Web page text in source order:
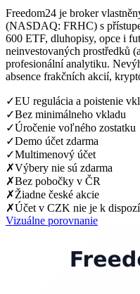
Freedom24 je broker
(NASDAQ: FRHC) s
600 ETF, dluhopisy, opce i
neinvestovaných prostředků
profesionální analytiku.
absence frakčních akcií,
✓EU regulácia a poistenie
✓Bez minimálneho vkladu
✓Úročenie voľného zostatku
✓Demo účet zdarma
✓Multimenový účet
✗Výbery nie sú zdarma
✗Bez pobočky v ČR
✗Žiadne české akcie
✗Účet v CZK nie je k
Vizuálne porovnanie